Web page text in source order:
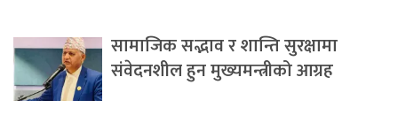
सामाजिक सद्भाव र शान्ति सुरक्षामा
संवेदनशील हुन मुख्यमन्त्रीको आग्रह